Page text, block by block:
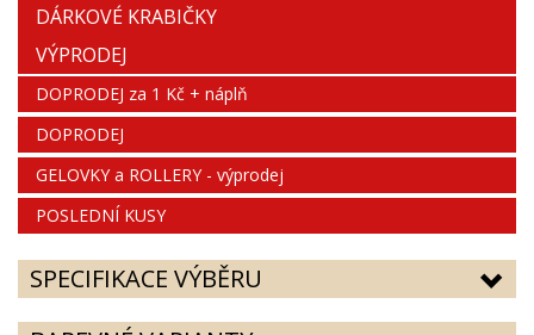
DÁRKOVÉ KRABIČKY
VÝPRODEJ
DOPRODEJ za 1 Kč + náplň
DOPRODEJ
GELOVKY a ROLLERY - výprodej
POSLEDNÍ KUSY
SPECIFIKACE VÝBĚRU